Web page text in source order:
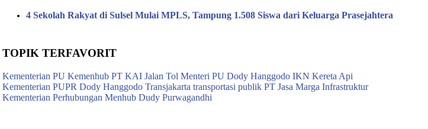
4 Sekolah Rakyat di Sulsel Mulai MPLS, Tampung 1.508 Siswa dari Keluarga Prasejahtera
TOPIK TERFAVORIT
Kementerian PU Kemenhub PT KAI Jalan Tol Menteri PU Dody Hanggodo IKN Kereta Api
Kementerian PUPR Dody Hanggodo Transjakarta transportasi publik PT Jasa Marga Infrastruktur
Kementerian Perhubungan Menhub Dudy Purwagandhi